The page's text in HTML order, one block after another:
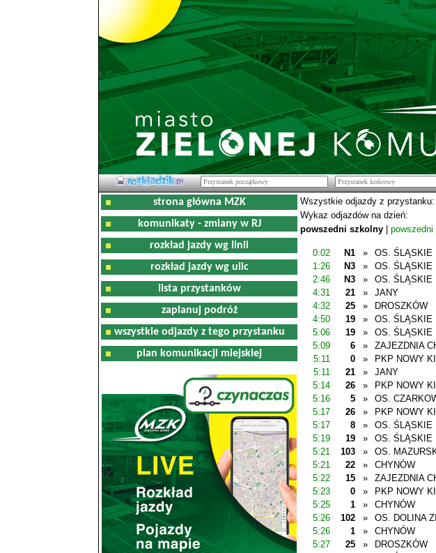
strona główna MZK
komunikaty - zmiany w RJ
rozkład jazdy wg linii
rozkład jazdy wg ulic
lista przystanków
zaplanuj podróż
wszystkie odjazdy z tego przystanku
plan komunikacji miejskiej
Wszystkie odjazdy z przystanku:
Wykaz odjazdów na dzień:
powszedni szkolny
0:02 N1 »
OS. ŚLĄSKIE
1:26
N3 »
OS. ŚLĄSKIE
2:46
N3 »
OS. ŚLĄSKIE
4:31
21 »
JANY
4:32
25 »
DROSZKÓW
4:50
19 »
OS. ŚLĄSKIE
5:06
19 »
OS. ŚLĄSKIE
5:09
6 »
ZAJEZDNIA
5:11
0 »
PKP NOWY
5:11
21 »
JANY
5:14
26 »
PKP NOWY
5:16
5 »
OS.
5:17
26 »
PKP NOWY
5:17
8 »
OS. ŚLĄSKIE
5:19
19 »
OS. ŚLĄSKIE
5:21
103 »
OS.
5:21
22 »
CHYNÓW
5:22
15 »
ZAJEZDNIA
5:23
0 »
PKP NOWY
5:25
1 »
CHYNÓW
5:26
102 »
OS. DOLINA
5:26
1 »
CHYNÓW
5:27
25 »
DROSZKÓW